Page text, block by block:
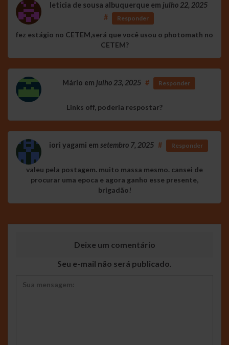
leticia de sousa albuquerque em julho 22, 2025
#
Responder
fez estágio no CETEM,será que você usou o photomath no
CETEM?
Mário em julho 23, 2025 # Responder
Links off, poderia respostar?
iori yagami em setembro 7, 2025 # Responder
valeu pela postagem. muito massa mesmo. cansei de
procurar uma epoca e agora ganho esse presente,
brigadão!
Deixe um comentário
Seu e-mail não será publicado.